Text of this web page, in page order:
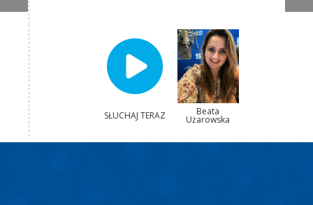
SŁUCHAJ TERAZ Beata
Użarowska